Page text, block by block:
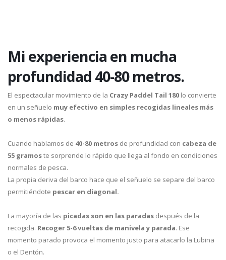
Mi experiencia en mucha
profundidad 40-80 metros.
El espectacular movimiento de la Crazy Paddel Tail 180 lo convierte
en un señuelo muy efectivo en simples recogidas lineales más
o menos rápidas.
Cuando hablamos de 40-80 metros de profundidad con cabeza de
55 gramoste sorprende lo rápido que llega al fondo en condiciones
normales de pesca.
La propia deriva del barco hace que el señuelo se separe del barco
permitiéndote pescar en diagonal.
La mayoría de las picadas son en las paradas después de la
recogida. Recoger 5-6 vueltas de manivela y parada. Ese
momento parado provoca el momento justo para atacarlo la Lubina
o el Dentón.